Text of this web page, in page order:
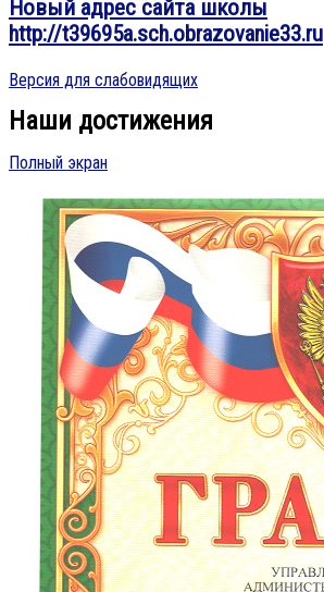
Новый адрес сайта школы
http://t39695a.sch.obrazovanie33.ru
Версия для слабовидящих
Наши достижения
Полный экран